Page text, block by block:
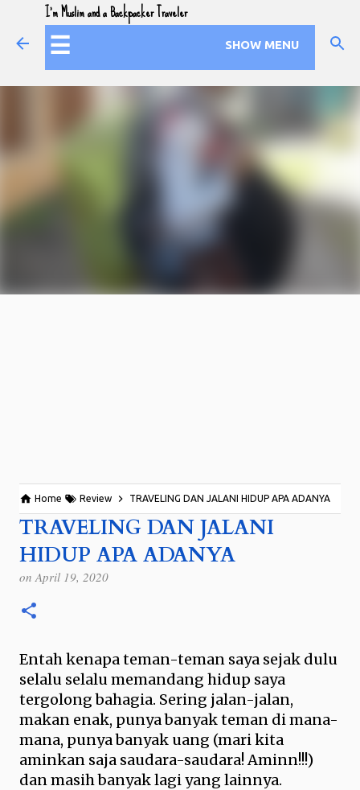
Skip to main content
I'm Muslim and a Backpacker Traveler
☰ SHOW MENU
Home Review TRAVELING DAN JALANI HIDUP APA ADANYA
TRAVELING DAN JALANI
HIDUP APA ADANYA
onApril 19, 2020
Entah kenapa teman-teman saya sejak dulu
selalu selalu memandang hidup saya
tergolong bahagia. Sering jalan-jalan,
makan enak, punya banyak teman di mana-
mana, punya banyak uang (mari kita
aminkan saja saudara-saudara! Aminn!!!)
dan masih banyak lagi yang lainnya.